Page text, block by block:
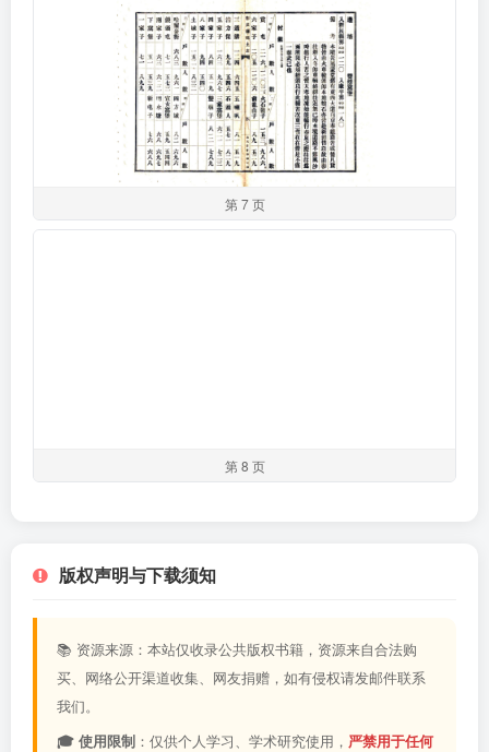
第 7 页
第 8 页
版权声明与下载须知
📚 资源来源：本站仅收录公共版权书籍，资源来自合法购
买、网络公开渠道收集、网友捐赠，如有侵权请发邮件联系
我们。
🎓 使用限制 ：仅供个人学习、学术研究使用， 严禁用于任何